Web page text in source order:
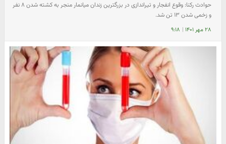
حوادث رکنا: وقوع انفجار و تیراندازی در بزرگترین زندان میانمار منجر به کشته شدن ۸ نفر
و زخمی شدن ۱۳ تن شد.
۲۸ مهر ۱۴۰۱ | ۹:۱۸